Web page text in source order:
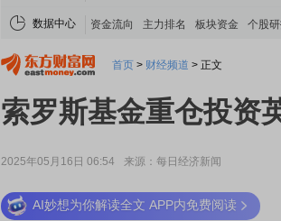
数据中心 资金流向 主力排名 板块资金 个股
首页 > 财经频道 > 正文
索罗斯基金重仓投资
2025年05月16日 06:54 来源：每日经济新闻
AI妙想为你解读全文 APP内免费阅读
稀土板块领涨 元件板块走